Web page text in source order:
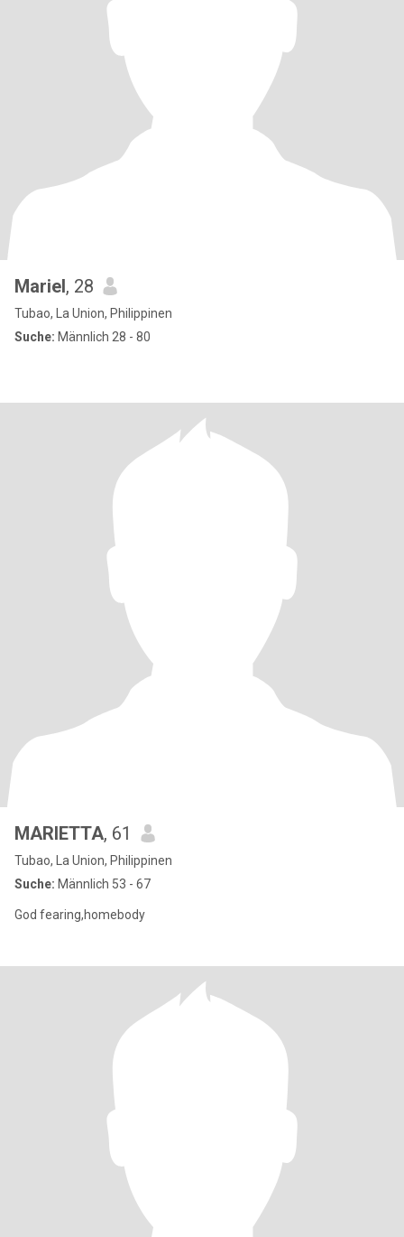
Mariel, 28
Tubao, La Union, Philippinen
Suche: Männlich 28 - 80
MARIETTA, 61
Tubao, La Union, Philippinen
Suche: Männlich 53 - 67
God fearing,homebody